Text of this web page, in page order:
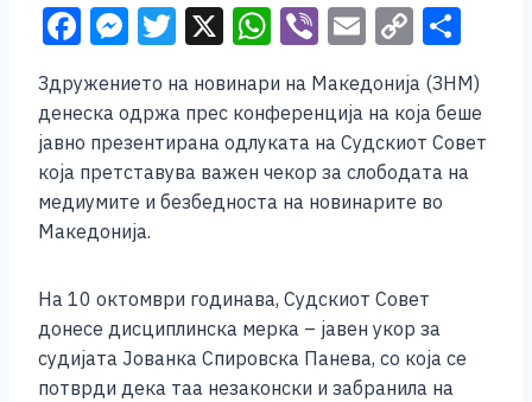
F
c
e
b
o
o
k
M
ss
e
n
g
er
T
tt
er
X W
at
s
A
p
Vi
b
er
E
ai
l
C
o
p
y
Li
n
h
ar
e
Здружението на новинари на Македонија (ЗНМ)
денеска одржа прес конференција на која беше
јавно презентирана одлуката на Судскиот Совет
која претставува важен чекор за слободата на
медиумите и безбедноста на новинарите во
Македонија.
На 10 октомври годинава, Судскиот Совет
донесе дисциплинска мерка – јавен укор за
судијата Јованка Спировска Панева, со која се
потврди дека таа незаконски и забранила на